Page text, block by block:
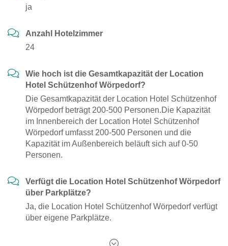
ja
Anzahl Hotelzimmer
24
Wie hoch ist die Gesamtkapazität der Location
Hotel Schützenhof Wörpedorf?
Die Gesamtkapazität der Location Hotel Schützenhof
Wörpedorf beträgt 200-500 Personen.Die Kapazität
im Innenbereich der Location Hotel Schützenhof
Wörpedorf umfasst 200-500 Personen und die
Kapazität im Außenbereich beläuft sich auf 0-50
Personen.
Verfügt die Location Hotel Schützenhof Wörpedorf
über Parkplätze?
Ja, die Location Hotel Schützenhof Wörpedorf verfügt
über eigene Parkplätze.